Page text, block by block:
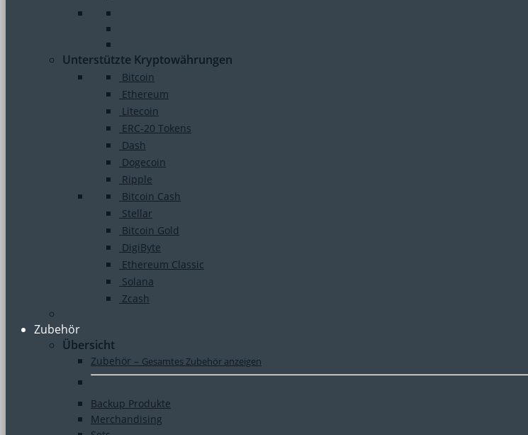
Unterstützte Kryptowährungen
Bitcoin
Ethereum
Litecoin
ERC-20 Tokens
Dash
Dogecoin
Ripple
Bitcoin Cash
Stellar
Bitcoin Gold
DigiByte
Ethereum Classic
Solana
Zcash
Zubehör
Übersicht
Zubehör – Gesamtes Zubehör anzeigen
Backup Produkte
Merchandising